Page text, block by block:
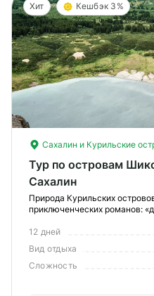
Хит Кешбэк 3%
Сахалин и Курильские
Тур по островам
Сахалин
Природа Курильских
приключенческих романов:
форме напоминают
Станислав Говорухин в 1972
12 дней
Вид отдыха
Сложность